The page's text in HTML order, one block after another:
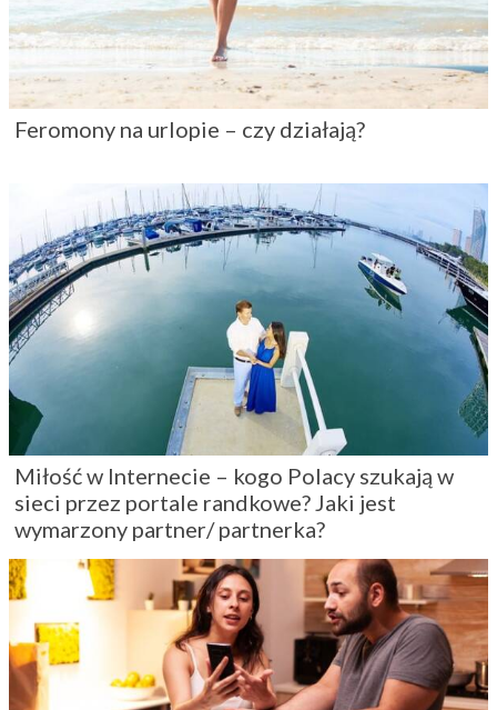
Feromony na urlopie – czy działają?
Miłość w Internecie – kogo Polacy szukają w
sieci przez portale randkowe? Jaki jest
wymarzony partner/ partnerka?